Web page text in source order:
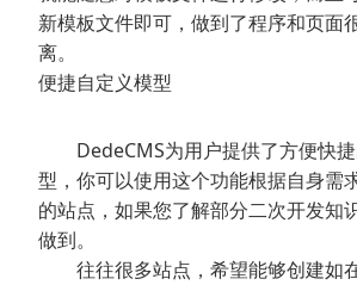
新模板文件即可，做到了程序和页面
离。
便捷自定义模型
DedeCMS为用户提供了方便快捷
型，你可以使用这个功能根据自身需
的站点，如果您了解部分二次开发知
做到。
往往很多站点，希望能够创建如